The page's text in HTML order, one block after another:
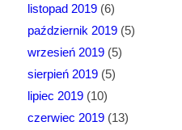
listopad 2019(6)
październik 2019(5)
wrzesień 2019(5)
sierpień 2019(5)
lipiec 2019(10)
czerwiec 2019(13)